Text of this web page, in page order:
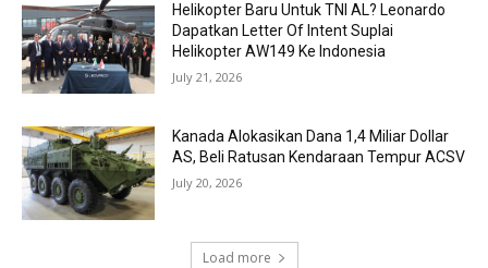
Helikopter Baru Untuk TNI AL? Leonardo
Dapatkan Letter Of Intent Suplai
Helikopter AW149 Ke Indonesia
July 21, 2026
Kanada Alokasikan Dana 1,4 Miliar Dollar
AS, Beli Ratusan Kendaraan Tempur ACSV
July 20, 2026
Load more